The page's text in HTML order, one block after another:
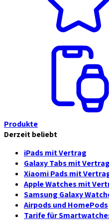
Produkte
Derzeit beliebt
iPads mit Vertrag
Galaxy Tabs mit Vertrag
Xiaomi Pads mit
Apple Watches mit
Samsung Galaxy
Airpods und HomePods
Tarife für